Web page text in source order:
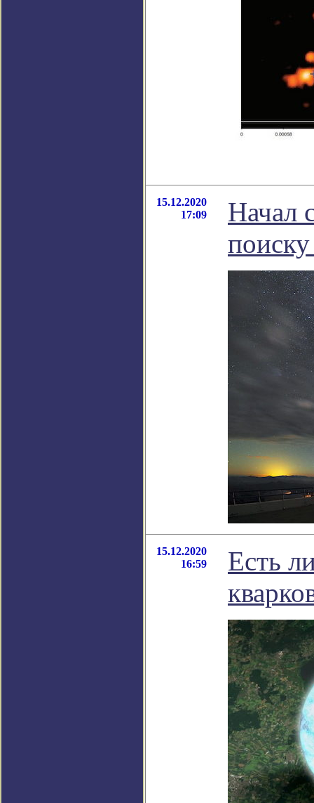
15.12.2020
17:09
Начал
15.12.2020
16:59
Есть